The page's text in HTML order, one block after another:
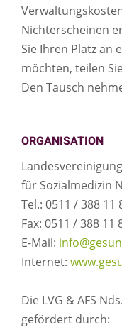
Nichterscheinen
Sie Ihren Platz an
möchten, teilen
Den Tausch
ORGANISATION
für Sozialmedizin
Tel.: 0511 / 388 11
Fax: 0511 / 388 11
E-Mail:
Internet:
Die LVG & AFS
gefördert durch: